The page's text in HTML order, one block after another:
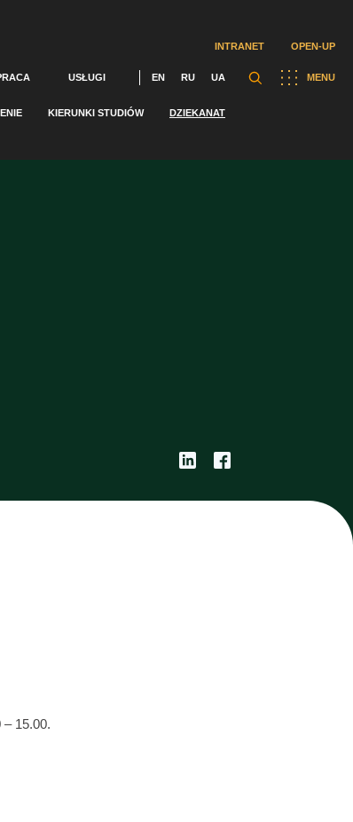
INTRANET OPEN-UP
MENU
USŁUGI EN RU UA
KIERUNKI STUDIÓW DZIEKANAT
– 15.00.